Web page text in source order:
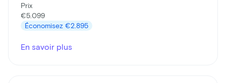
Prix
€5.099
Économisez €2.895
En savoir plus